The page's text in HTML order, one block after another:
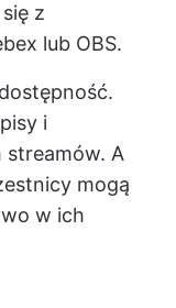
z
lub OBS.
i
streamów. A
mogą
w ich